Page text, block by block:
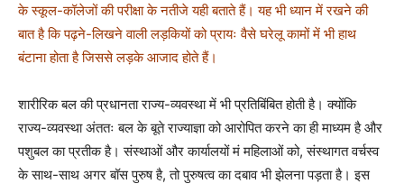
के स्कूल-कॉलेजों की परीक्षा के नतीजे यही बताते हैं। यह भी ध्यान में रखने की
बात है कि पढ़ने-लिखने वाली लड़कियों को प्रायः वैसे घरेलू कामों में भी हाथ
बंटाना होता है जिससे लड़के आजाद होते हैं।
शारीरिक बल की प्रधानता राज्य-व्यवस्था में भी प्रतिबिंबित होती है। क्योंकि
राज्य-व्यवस्था अंततः बल के बूते राज्याज्ञा को आरोपित करने का ही माध्यम है और
पशुबल का प्रतीक है। संस्थाओं और कार्यालयों मं महिलाओं को, संस्थागत वर्चस्व
के साथ-साथ अगर बॉस पुरुष है, तो पुरुषत्व का दबाव भी झेलना पड़ता है। इस